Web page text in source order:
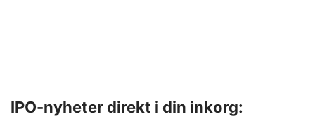
IPO-nyheter direkt i din inkorg: